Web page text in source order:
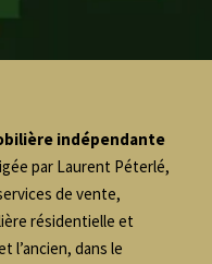
indépendante
par Laurent Péterlé,
de vente,
résidentielle et
l’ancien, dans le